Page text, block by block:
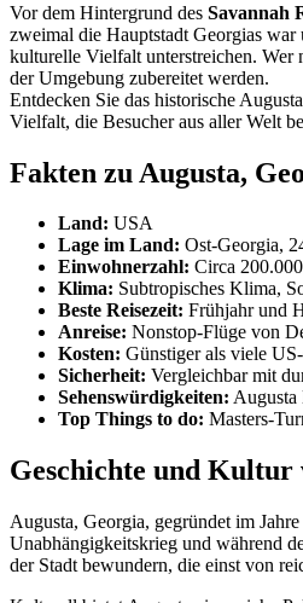
Vor dem Hintergrund des Savannah
zweimal die Hauptstadt Georgias
kulturelle Vielfalt unterstreichen. Wer
der Umgebung zubereitet werden.
Entdecken Sie das historische
Vielfalt, die Besucher aus aller Welt
Fakten zu Augusta,
Land: USA
Lage im Land: Ost-Georgia,
Einwohnerzahl: Circa
Klima: Subtropisches Klima,
Beste Reisezeit: Frühjahr und
Anreise: Nonstop-Flüge von
Kosten: Günstiger als viele
Sicherheit: Vergleichbar mit
Sehenswürdigkeiten: Augusta
Top Things to do: Masters-
Geschichte und Kultur
Augusta, Georgia, gegründet im
Unabhängigkeitskrieg und während
der Stadt bewundern, die einst von